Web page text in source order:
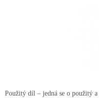
Použitý díl – jedná se o použitý a